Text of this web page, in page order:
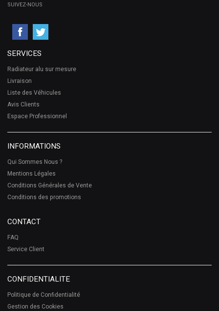
SUIVEZ-NOUS
SERVICES
Radiateur alu sur mesure
Livraison
Liste des Véhicules
Avis Clients
Espace Professionnel
INFORMATIONS
Qui Sommes Nous ?
Mentions Légales
Conditions Générales de Vente
Conditions des promotions
CONTACT
FAQ
Service Client
CONFIDENTIALITE
Politique de Confidentialité
Gestion des Cookies